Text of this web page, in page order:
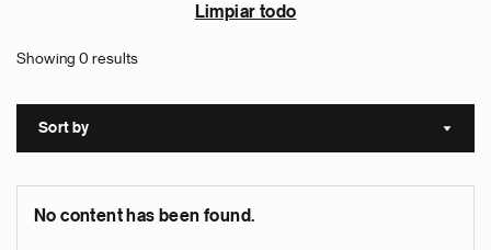
Limpiar todo
Showing 0 results
Sort by Sort
No content has been found.